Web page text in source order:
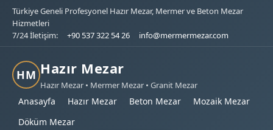
Türkiye Geneli Profesyonel Hazır Mezar, Mermer ve Beton Mezar
Hizmetleri
7/24 İletişim:
+90 537 322 54 26 info@mermermezar.com
HM Hazır Mezar
Hazır Mezar • Mermer Mezar • Granit Mezar
Anasayfa Hazır Mezar Beton Mezar
Mozaik Mezar
Döküm Mezar